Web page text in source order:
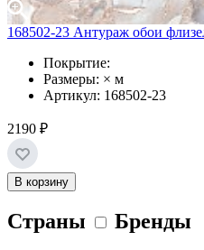
168502-23 Антураж обои
Покрытие:
Размеры: × м
Артикул: 168502-23
2190 ₽
В корзину
Страны Бренды